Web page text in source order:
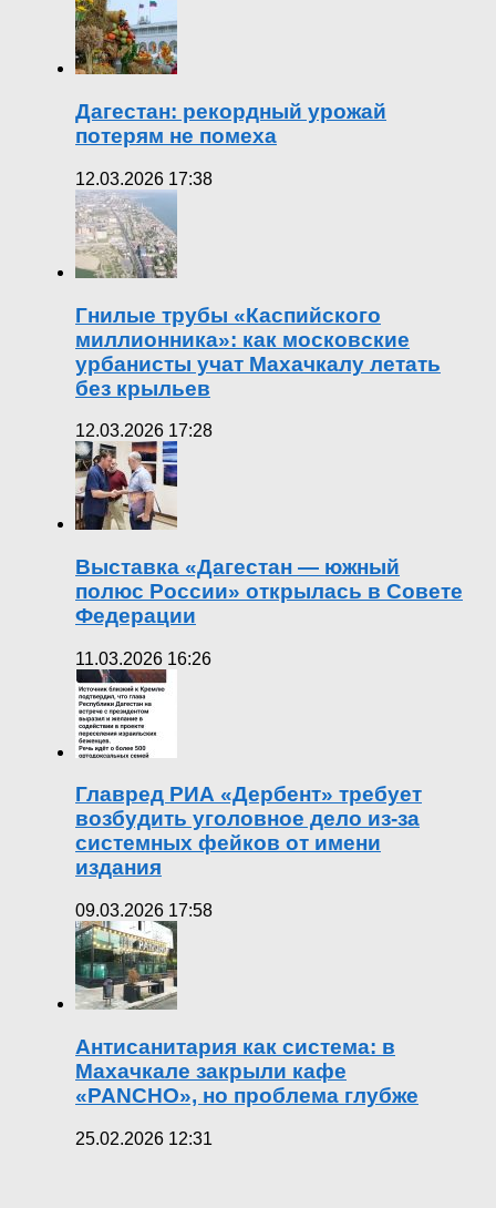
Дагестан: рекордный урожай
потерям не помеха
12.03.2026 17:38
Гнилые трубы «Каспийского
миллионника»: как московские
урбанисты учат Махачкалу летать
без крыльев
12.03.2026 17:28
Выставка «Дагестан — южный
полюс России» открылась в Совете
Федерации
11.03.2026 16:26
Главред РИА «Дербент» требует
возбудить уголовное дело из-за
системных фейков от имени
издания
09.03.2026 17:58
Антисанитария как система: в
Махачкале закрыли кафе
«PANCHO», но проблема глубже
25.02.2026 12:31